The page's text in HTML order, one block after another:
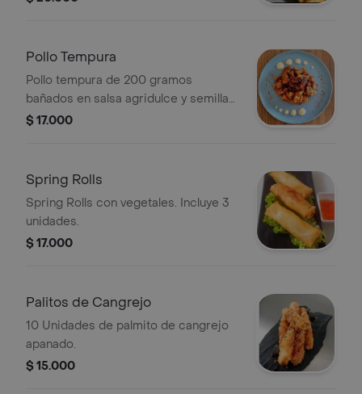
Pollo Tempura
Pollo tempura de 200 gramos
bañados en salsa agridulce y semillas
de ajonjolí.
$ 17.000
Spring Rolls
Spring Rolls con vegetales. Incluye 3
unidades.
$ 17.000
Palitos de Cangrejo
10 Unidades de palmito de cangrejo
apanado.
$ 15.000